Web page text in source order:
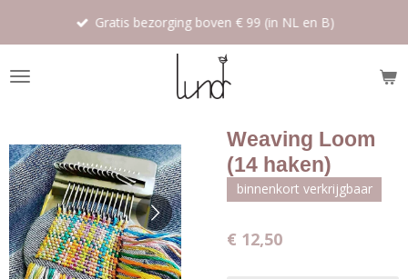
de
Gratis bezorging boven € 99 (in NL en B)
Weaving Loom
(14 haken)
binnenkort verkrijgbaar
€ 12,50